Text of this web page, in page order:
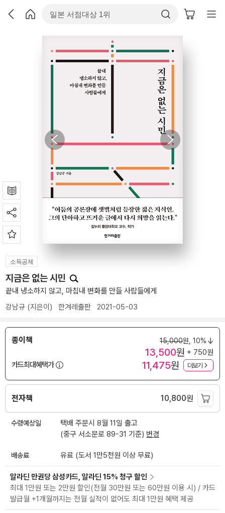
소득공제
지금은 없는 시민
끝내 냉소하지 않고, 마침내 변화를 만들 사람들에게
강남규 (지은이) 한겨레출판 2021-05-03
종이책 15,000원, 10%
13,500원 + 750원
카드최대혜택가
11,475원 더보기
전자책 10,800원
수령예상일
택배 주문시 8월 11일 출고
(중구 서소문로 89-31 기준) 변경
배송료 유료 (도서 1만5천원 이상 무료)
알라딘 만권당 삼성카드, 알라딘 15% 청구 할인
최대 1만원 또는 2만원 할인(전월 30만원 또는 60만원 이용 시) / 카드
발급월 +1개월까지는 전월 실적이 없어도 최대 1만원 혜택 제공